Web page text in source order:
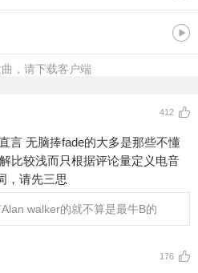
，请下载客户端
412
言 无脑捧fade的大多是那些不懂
比较浅而只根据评论量定义电音
，请先三思
walker的就不算是最牛B的
176